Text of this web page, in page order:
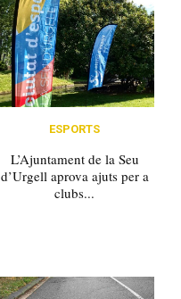
ESPORTS
L’Ajuntament de la Seu
d’Urgell aprova ajuts per a
clubs...